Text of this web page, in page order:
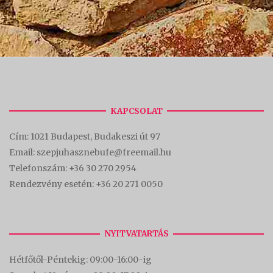
KAPCSOLAT
Cím: 1021 Budapest, Budakeszi út 97
Email: szepjuhasznebufe@freemail.hu
Telefonszám: +36 30 270 2954
Rendezvény esetén: +36 20 271 0050
NYITVATARTÁS
Hétfőtől-Péntekig: 09:00-16:00-ig